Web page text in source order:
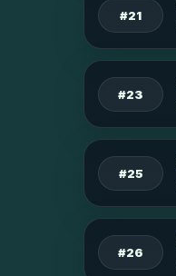
#21
#23
#25
#26